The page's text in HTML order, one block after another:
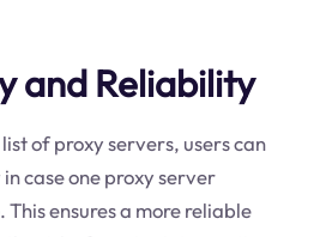
and Reliability
of proxy servers, users can
case one proxy server
ensures a more reliable